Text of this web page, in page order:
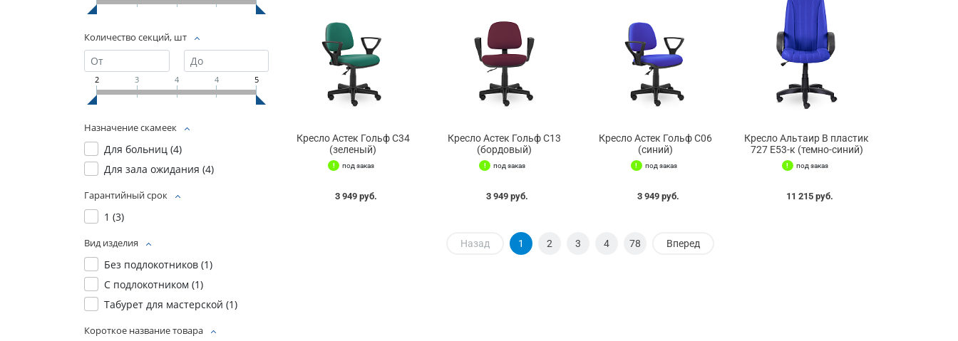
Количество секций, шт
2 3 4 4 5
Назначение скамеек
Для больниц (4)
Для зала ожидания (4)
Гарантийный срок
1 (3)
Вид изделия
Без подлокотников (1)
С подлокотником (1)
Табурет для мастерской (1)
Короткое название товара
Кресло Астек Гольф С34
(зеленый)
под заказ
3 949 руб.
Кресло Астек Гольф С13
(бордовый)
под заказ
3 949 руб.
Кресло Астек Гольф С06
(синий)
под заказ
3 949 руб.
Кресло Альтаир В пластик
727 Е53-к (темно-синий)
под заказ
11 215 руб.
Назад 1 2 3 4 78 Вперед